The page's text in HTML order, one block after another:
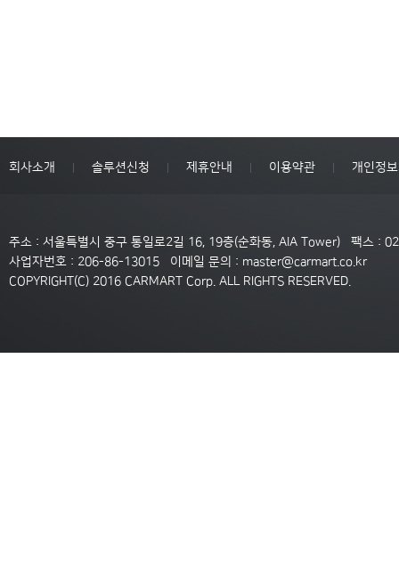
회사소개 솔루션신청 제휴안내 이용약관 개인정
주소 : 서울특별시 중구 통일로2길 16, 19층(순화동, AIA Tower) 팩스 :
사업자번호 : 206-86-13015 이메일 문의 : master@carmart.co.kr
COPYRIGHT(C) 2016 CARMART Corp. ALL RIGHTS RESERVED.